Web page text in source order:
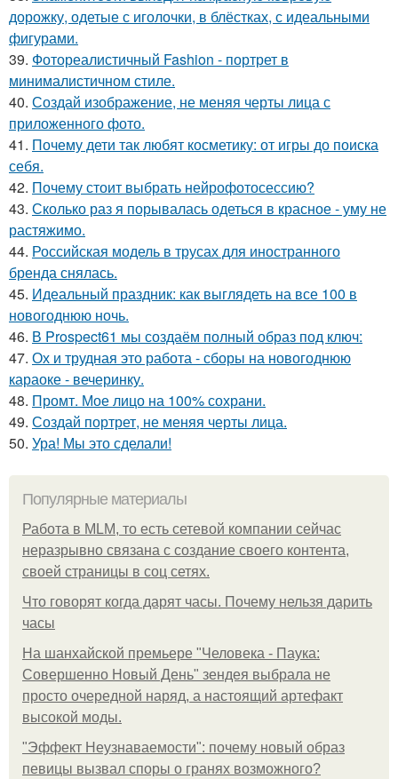
дорожку, одетые с иголочки, в блёстках, с идеальными
фигурами.
39. Фотореалистичный Fashion - портрет в
минималистичном стиле.
40. Создай изображение, не меняя черты лица с
приложенного фото.
41. Почему дети так любят косметику: от игры до поиска
себя.
42. Почему стоит выбрать нейрофотосессию?
43. Сколько раз я порывалась одеться в красное - уму не
растяжимо.
44. Российская модель в трусах для иностранного
бренда снялась.
45. Идеальный праздник: как выглядеть на все 100 в
новогоднюю ночь.
46. В Prospect61 мы создаём полный образ под ключ:
47. Ох и трудная это работа - сборы на новогоднюю
караоке - вечеринку.
48. Промт. Мое лицо на 100% сохрани.
49. Создай портрет, не меняя черты лица.
50. Ура! Мы это сделали!
Популярные материалы
Работа в MLM, то есть сетевой компании сейчас
неразрывно связана с создание своего контента,
своей страницы в соц сетях.
Что говорят когда дарят часы. Почему нельзя дарить
часы
На шанхайской премьере "Человека - Паука:
Совершенно Новый День" зендея выбрала не
просто очередной наряд, а настоящий артефакт
высокой моды.
"Эффект Неузнаваемости": почему новый образ
певицы вызвал споры о гранях возможного?